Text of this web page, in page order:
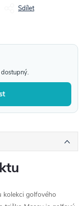
Sdílet
kolekci golfového